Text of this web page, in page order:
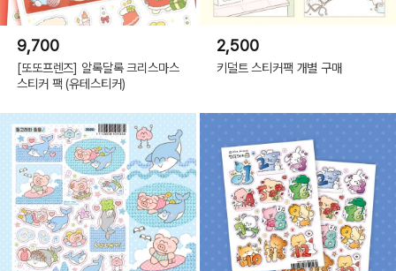
9,700
[또또프렌즈] 알록달록 크리스마스
스티커 팩 (유테스티커)
2,500
키덜트 스티커팩 개별 구매